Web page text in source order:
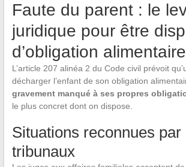
Faute du parent : le
juridique pour être
d’obligation alimentaire
L’article 207 alinéa 2 du Code civil prévoit
décharger l’enfant de son obligation
gravement manqué à ses propres
le plus concret dont on dispose.
Situations reconnues par
tribunaux